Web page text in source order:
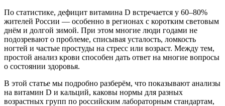
По статистике, дефицит витамина D встречается у 60–80%
жителей России — особенно в регионах с коротким световым
днём и долгой зимой. При этом многие люди годами не
подозревают о проблеме, списывая усталость, ломкость
ногтей и частые простуды на стресс или возраст. Между тем,
простой анализ крови способен дать ответ на многие вопросы
о состоянии здоровья.
В этой статье мы подробно разберём, что показывают анализы
на витамин D и кальций, каковы нормы для разных
возрастных групп по российским лабораторным стандартам,